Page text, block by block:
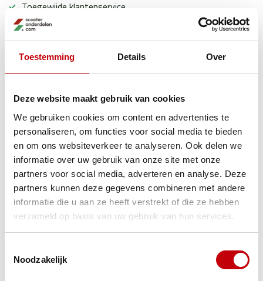
Toestemming Details Over
Deze website maakt gebruik van cookies
We gebruiken cookies om content en advertenties te
personaliseren, om functies voor social media te bieden
en om ons websiteverkeer te analyseren. Ook delen we
informatie over uw gebruik van onze site met onze
partners voor social media, adverteren en analyse. Deze
partners kunnen deze gegevens combineren met andere
informatie die u aan ze heeft verstrekt of die ze hebben
verzameld op basis van uw gebruik van hun services.
Noodzakelijk
Toegewijde klantenservice
Ervaren scooter experts
Specificaties
Gerelateerde producten
TypeError: Failed to fetch
https://www.scooteronderdelen.com/elektrische-
onderdelen/kabelboom/toebehoren/